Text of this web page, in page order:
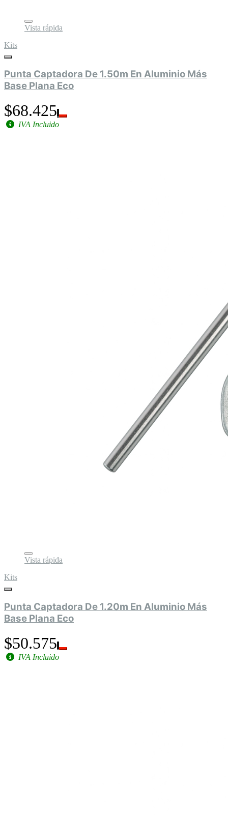
Vista rápida
Kits
Punta Captadora De 1.50m En Aluminio Más
Base Plana Eco
$68.425
IVA Incluido
Vista rápida
Kits
Punta Captadora De 1.20m En Aluminio Más
Base Plana Eco
$50.575
IVA Incluido